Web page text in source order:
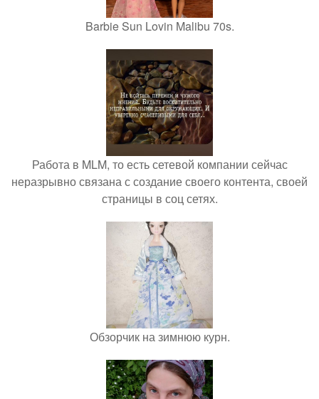
Barbie Sun Lovin Malibu 70s.
Работа в MLM, то есть сетевой компании сейчас
неразрывно связана с создание своего контента, своей
страницы в соц сетях.
Обзорчик на зимнюю курн.